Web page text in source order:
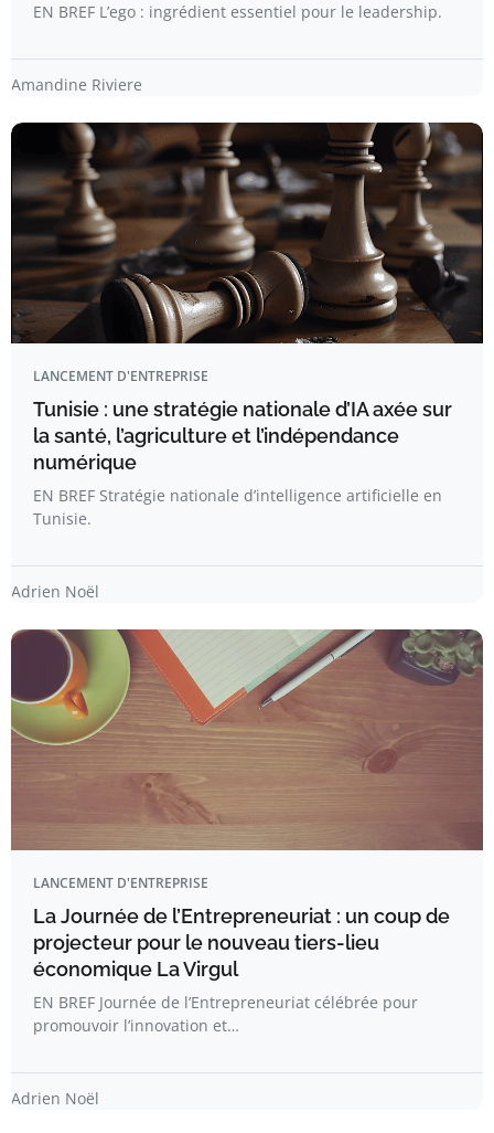
EN BREF L’ego : ingrédient essentiel pour le leadership.
Amandine Riviere
LANCEMENT D'ENTREPRISE
Tunisie : une stratégie nationale d’IA axée sur
la santé, l’agriculture et l’indépendance
numérique
EN BREF Stratégie nationale d’intelligence artificielle en
Tunisie.
Adrien Noël
LANCEMENT D'ENTREPRISE
La Journée de l’Entrepreneuriat : un coup de
projecteur pour le nouveau tiers-lieu
économique La Virgul
EN BREF Journée de l’Entrepreneuriat célébrée pour
promouvoir l’innovation et…
Adrien Noël